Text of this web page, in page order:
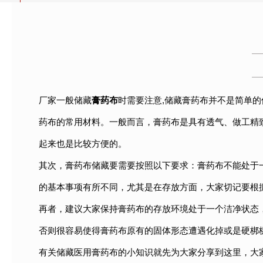
厂家一般储藏膏药布时需要注意,储藏膏药布并不是简单
药布的常用材料。一般而言，膏药布是具有透气、做工
起来也是比较方便的。
其次，膏药布储藏要需要按照以下要求：膏药布不能处
的基本事项有所不同，尤其是在存放方面，大家切记要
再者，建议大家保持膏药布的存放环境处于一个洁净状
否则很容易使得膏药布原有的固体形态遭遇化掉或是硬
有关储藏医用膏药布的小知识就先为大家分享到这里，